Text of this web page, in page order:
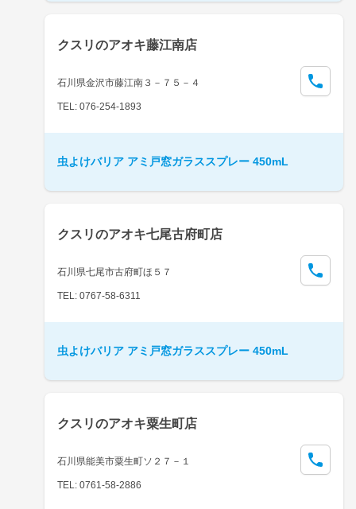
クスリのアオキ藤江南店
石川県金沢市藤江南３－７５－４
TEL: 076-254-1893
虫よけバリア アミ戸窓ガラススプレー 450mL
クスリのアオキ七尾古府町店
石川県七尾市古府町ほ５７
TEL: 0767-58-6311
虫よけバリア アミ戸窓ガラススプレー 450mL
クスリのアオキ粟生町店
石川県能美市粟生町ソ２７－１
TEL: 0761-58-2886